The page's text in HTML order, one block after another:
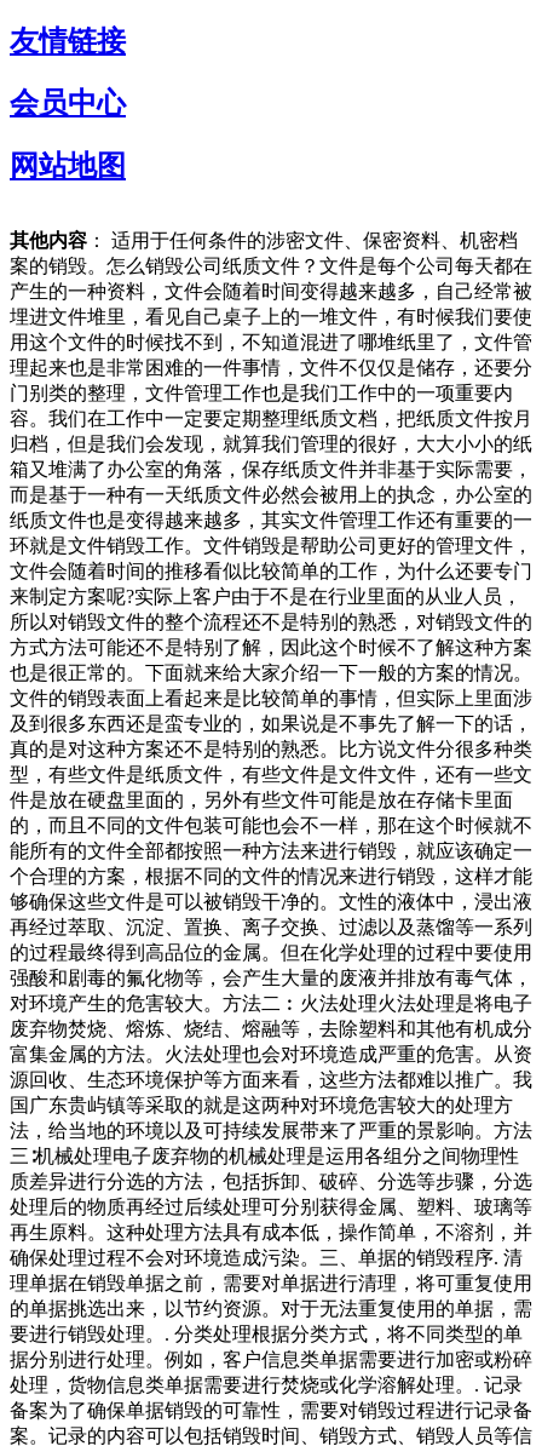
友情链接
会员中心
网站地图
其他内容 ： 适用于任何条件的涉密文件、保密资料、机密档
案的销毁。怎么销毁公司纸质文件？文件是每个公司每天都在
产生的一种资料，文件会随着时间变得越来越多，自己经常被
埋进文件堆里，看见自己桌子上的一堆文件，有时候我们要使
用这个文件的时候找不到，不知道混进了哪堆纸里了，文件管
理起来也是非常困难的一件事情，文件不仅仅是储存，还要分
门别类的整理，文件管理工作也是我们工作中的一项重要内
容。我们在工作中一定要定期整理纸质文档，把纸质文件按月
归档，但是我们会发现，就算我们管理的很好，大大小小的纸
箱又堆满了办公室的角落，保存纸质文件并非基于实际需要，
而是基于一种有一天纸质文件必然会被用上的执念，办公室的
纸质文件也是变得越来越多，其实文件管理工作还有重要的一
环就是文件销毁工作。文件销毁是帮助公司更好的管理文件，
文件会随着时间的推移看似比较简单的工作，为什么还要专门
来制定方案呢?实际上客户由于不是在行业里面的从业人员，
所以对销毁文件的整个流程还不是特别的熟悉，对销毁文件的
方式方法可能还不是特别了解，因此这个时候不了解这种方案
也是很正常的。下面就来给大家介绍一下一般的方案的情况。
文件的销毁表面上看起来是比较简单的事情，但实际上里面涉
及到很多东西还是蛮专业的，如果说是不事先了解一下的话，
真的是对这种方案还不是特别的熟悉。比方说文件分很多种类
型，有些文件是纸质文件，有些文件是文件文件，还有一些文
件是放在硬盘里面的，另外有些文件可能是放在存储卡里面
的，而且不同的文件包装可能也会不一样，那在这个时候就不
能所有的文件全部都按照一种方法来进行销毁，就应该确定一
个合理的方案，根据不同的文件的情况来进行销毁，这样才能
够确保这些文件是可以被销毁干净的。文性的液体中，浸出液
再经过萃取、沉淀、置换、离子交换、过滤以及蒸馏等一系列
的过程最终得到高品位的金属。但在化学处理的过程中要使用
强酸和剧毒的氟化物等，会产生大量的废液并排放有毒气体，
对环境产生的危害较大。方法二︰火法处理火法处理是将电子
废弃物焚烧、熔炼、烧结、熔融等，去除塑料和其他有机成分
富集金属的方法。火法处理也会对环境造成严重的危害。从资
源回收、生态环境保护等方面来看，这些方法都难以推广。我
国广东贵屿镇等采取的就是这两种对环境危害较大的处理方
法，给当地的环境以及可持续发展带来了严重的景影响。方法
三∶机械处理电子废弃物的机械处理是运用各组分之间物理性
质差异进行分选的方法，包括拆卸、破碎、分选等步骤，分选
处理后的物质再经过后续处理可分别获得金属、塑料、玻璃等
再生原料。这种处理方法具有成本低，操作简单，不溶剂，并
确保处理过程不会对环境造成污染。三、单据的销毁程序. 清
理单据在销毁单据之前，需要对单据进行清理，将可重复使用
的单据挑选出来，以节约资源。对于无法重复使用的单据，需
要进行销毁处理。. 分类处理根据分类方式，将不同类型的单
据分别进行处理。例如，客户信息类单据需要进行加密或粉碎
处理，货物信息类单据需要进行焚烧或化学溶解处理。. 记录
备案为了确保单据销毁的可靠性，需要对销毁过程进行记录备
案。记录的内容可以包括销毁时间、销毁方式、销毁人员等信